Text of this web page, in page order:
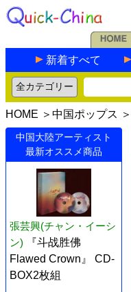
新着すべて
HOME ＞ 中国ポップス ＞
中国大陸アーティスト
最新オススメ商品
張芸興(チャン・イーシ
ン)
『斗战胜佛
Flawed Crown』 CD-
BOX2枚組